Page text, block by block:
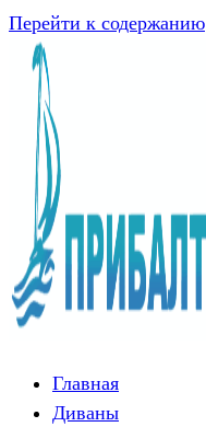
Перейти к содержанию
Главная
Диваны